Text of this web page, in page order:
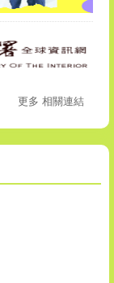
更多 相關連結